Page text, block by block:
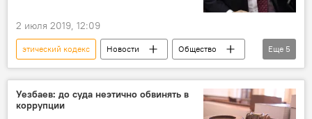
2 июля 2019, 12:09
этический кодекс Новости
Общество
Кыргызстан
Политика
дипломат
нормы
запрет
Еще 5
Уезбаев: до суда неэтично обвинять в
коррупции